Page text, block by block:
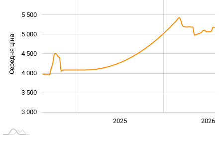
Середня ціна 3 000
3 000
3 500
4 000
4 500
5 000
5 500
2025 2026